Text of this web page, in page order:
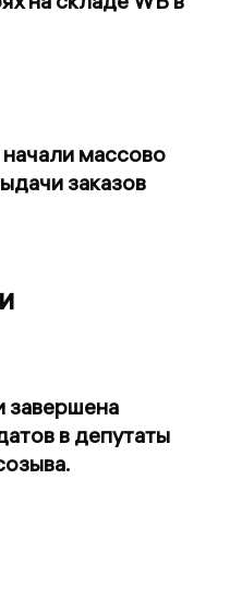
массово
заказов
завершена
в депутаты